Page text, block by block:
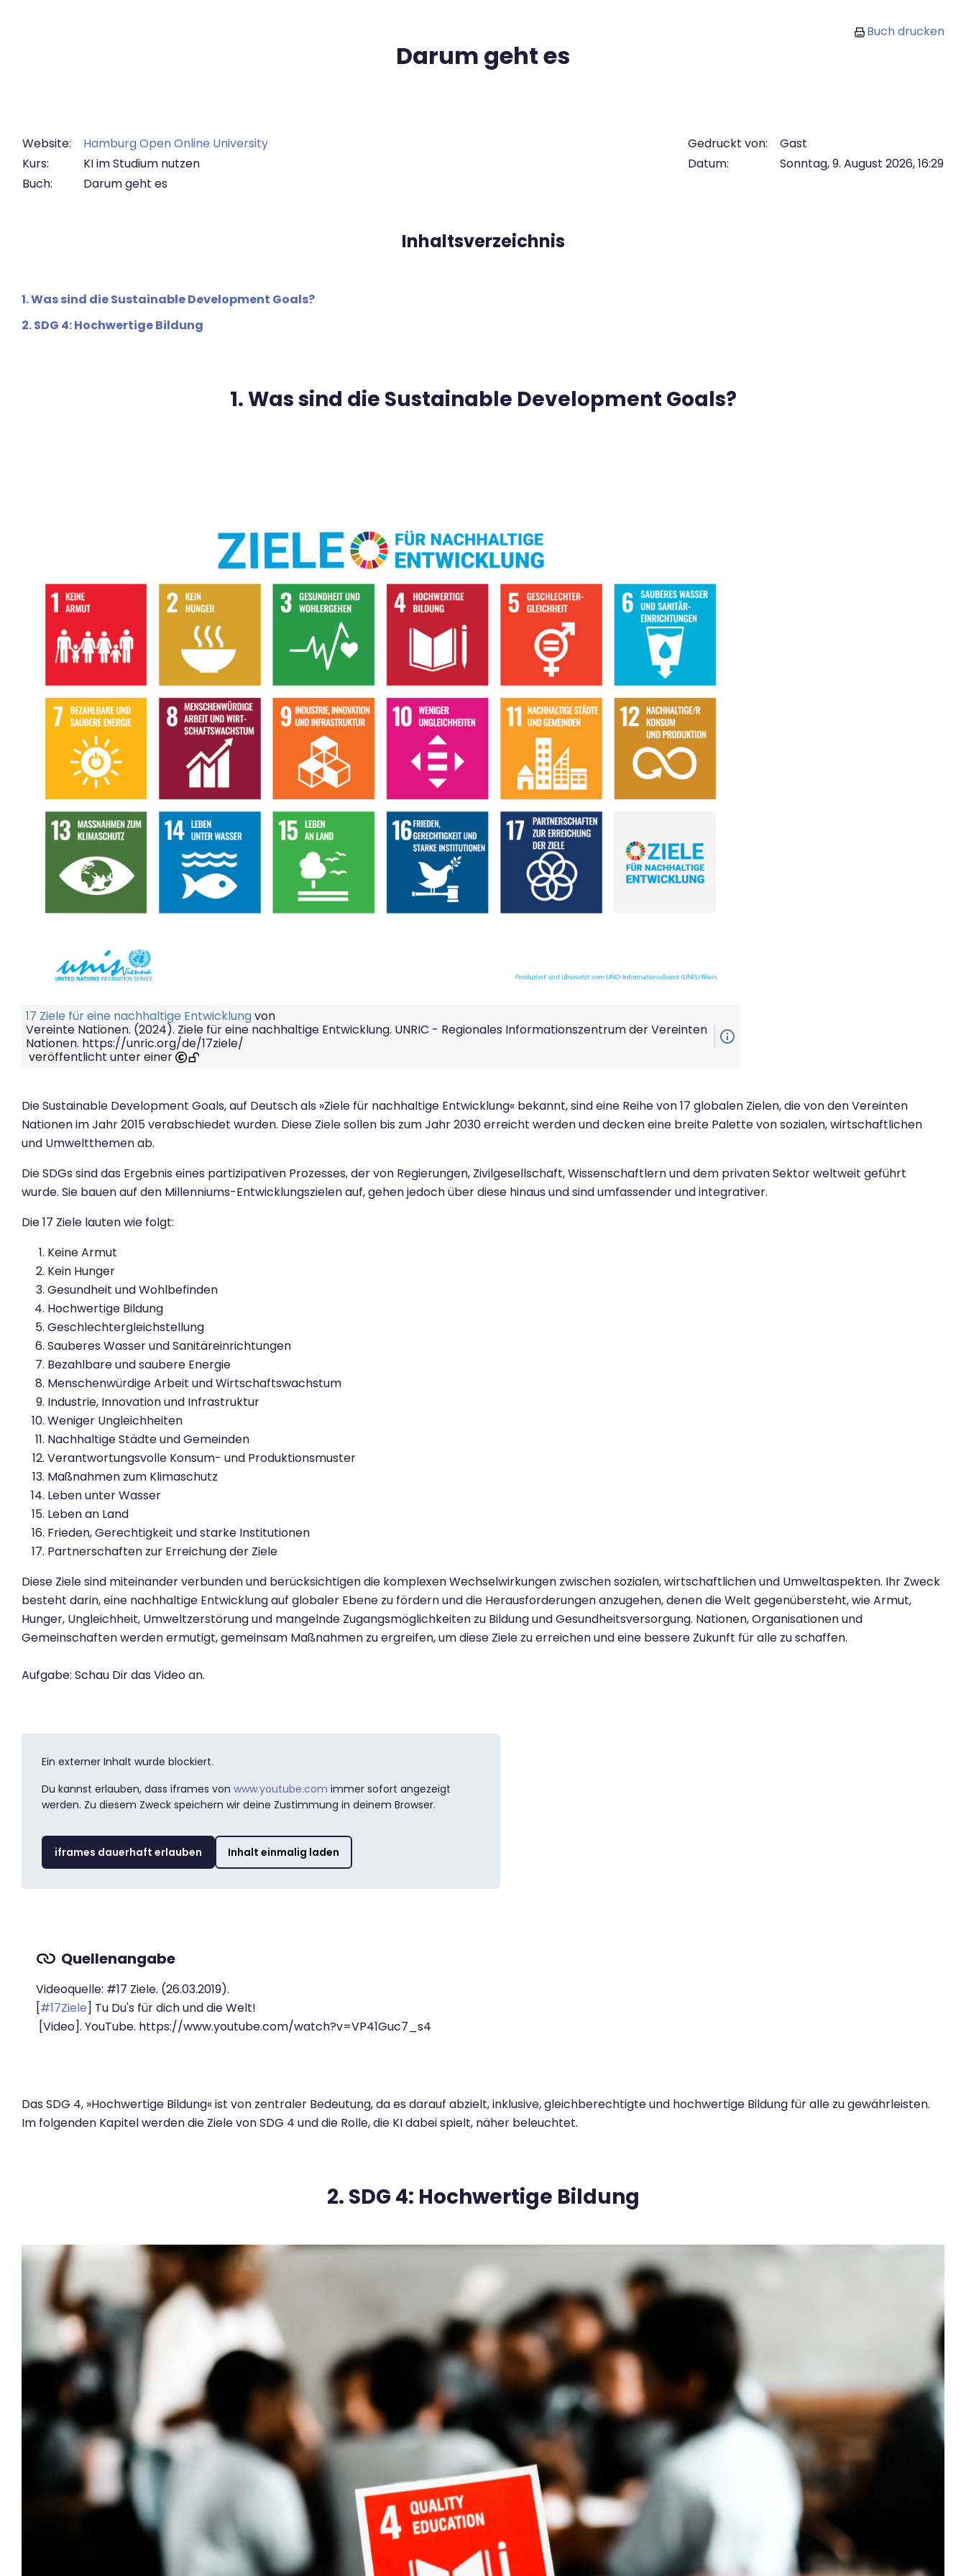
Buch drucken
Darum geht es
Website:
Hamburg Open Online University
Kurs:
KI im Studium nutzen
Buch:
Darum geht es
Gedruckt von:
Gast
Datum:
Sonntag, 9. August 2026, 16:29
Inhaltsverzeichnis
1. Was sind die Sustainable Development Goals?
2. SDG 4: Hochwertige Bildung
1. Was sind die Sustainable Development Goals?
17 Ziele für eine nachhaltige Entwicklungvon
Vereinte Nationen. (2024). Ziele für eine nachhaltige Entwicklung. UNRIC - Regionales Informationszentrum der Vereinten
Nationen. https://unric.org/de/17ziele/
veröffentlicht unter einer
info_outline
Die Sustainable Development Goals, auf Deutsch als »Ziele für nachhaltige Entwicklung« bekannt, sind eine Reihe von 17 globalen Zielen, die von den Vereinten
Nationen im Jahr 2015 verabschiedet wurden. Diese Ziele sollen bis zum Jahr 2030 erreicht werden und decken eine breite Palette von sozialen, wirtschaftlichen
und Umweltthemen ab.
Die SDGs sind das Ergebnis eines partizipativen Prozesses, der von Regierungen, Zivilgesellschaft, Wissenschaftlern und dem privaten Sektor weltweit geführt
wurde. Sie bauen auf den Millenniums-Entwicklungszielen auf, gehen jedoch über diese hinaus und sind umfassender und integrativer.
Die 17 Ziele lauten wie folgt:
Keine Armut
Kein Hunger
Gesundheit und Wohlbefinden
Hochwertige Bildung
Geschlechtergleichstellung
Sauberes Wasser und Sanitäreinrichtungen
Bezahlbare und saubere Energie
Menschenwürdige Arbeit und Wirtschaftswachstum
Industrie, Innovation und Infrastruktur
Weniger Ungleichheiten
Nachhaltige Städte und Gemeinden
Verantwortungsvolle Konsum- und Produktionsmuster
Maßnahmen zum Klimaschutz
Leben unter Wasser
Leben an Land
Frieden, Gerechtigkeit und starke Institutionen
Partnerschaften zur Erreichung der Ziele
Diese Ziele sind miteinander verbunden und berücksichtigen die komplexen Wechselwirkungen zwischen sozialen, wirtschaftlichen und Umweltaspekten. Ihr Zweck
besteht darin, eine nachhaltige Entwicklung auf globaler Ebene zu fördern und die Herausforderungen anzugehen, denen die Welt gegenübersteht, wie Armut,
Hunger, Ungleichheit, Umweltzerstörung und mangelnde Zugangsmöglichkeiten zu Bildung und Gesundheitsversorgung. Nationen, Organisationen und
Gemeinschaften werden ermutigt, gemeinsam Maßnahmen zu ergreifen, um diese Ziele zu erreichen und eine bessere Zukunft für alle zu schaffen.
Aufgabe: Schau Dir das Video an.
Ein externer Inhalt wurde blockiert.
Du kannst erlauben, dass iframes von www.youtube.com immer sofort angezeigt
werden. Zu diesem Zweck speichern wir deine Zustimmung in deinem Browser.
iframes dauerhaft erlauben Inhalt einmalig laden
Videoquelle: #17 Ziele. (26.03.2019).
[#17Ziele] Tu Du's für dich und die Welt!
[Video]. YouTube. https://www.youtube.com/watch?v=VP41Guc7_s4
Das SDG 4, »Hochwertige Bildung« ist von zentraler Bedeutung, da es darauf abzielt, inklusive, gleichberechtigte und hochwertige Bildung für alle zu gewährleisten.
Im folgenden Kapitel werden die Ziele von SDG 4 und die Rolle, die KI dabei spielt, näher beleuchtet.
2. SDG 4: Hochwertige Bildung